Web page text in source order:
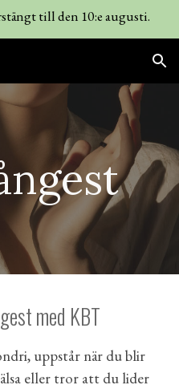
Skip to navigation
till den 10:e augusti.
med KBT
uppstår när du blir
eller tror att du lider